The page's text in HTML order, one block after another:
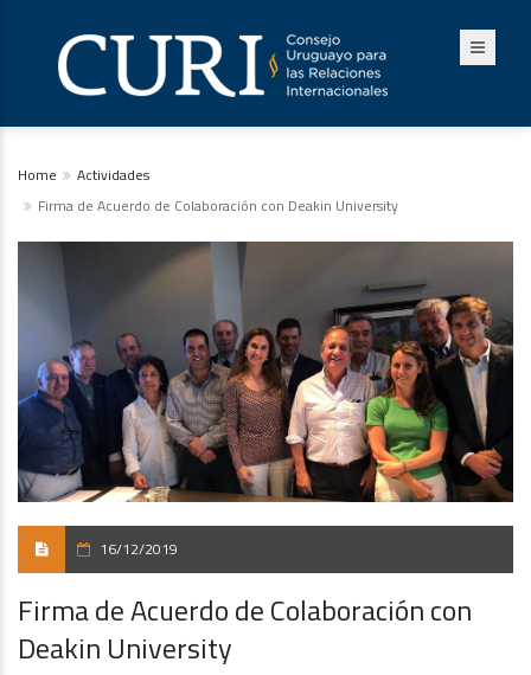
Home
Actividades
Firma de Acuerdo de Colaboración con Deakin University
16/12/2019
Firma de Acuerdo de Colaboración con
Deakin University